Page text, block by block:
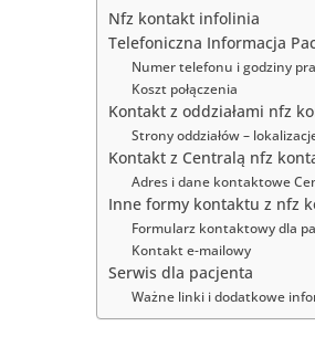
Nfz kontakt infolinia
Telefoniczna Informacja
Numer telefonu i godziny
Koszt połączenia
Kontakt z oddziałami nfz
Strony oddziałów –
Kontakt z Centralą nfz
Adres i dane kontaktowe
Inne formy kontaktu z nfz
Formularz kontaktowy dla
Kontakt e-mailowy
Serwis dla pacjenta
Ważne linki i dodatkowe